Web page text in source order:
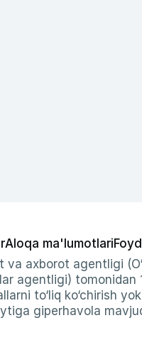
Aloqa ma'lumotlari
axborot agentligi
agentligi)
to‘liq ko‘chirish
giperhavola